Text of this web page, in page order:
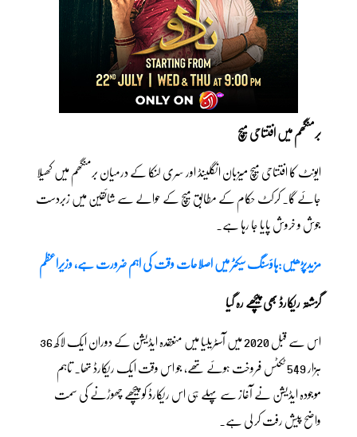
برمنگھم میں افتتاحی میچ
ایونٹ کا افتتاحی میچ میزبان انگلینڈ اور سری لنکا کے درمیان برمنگھم میں کھیلا
جائے گا۔ کرکٹ حکام کے مطابق میچ کے حوالے سے شائقین میں زبردست
جوش و خروش پایا جا رہا ہے۔
مزیدپڑھیں:ہاؤسنگ سیکٹر میں اصلاحات وقت کی اہم ضرورت ہے، وزیراعظم
گزشتہ ریکارڈ بھی پیچھے رہ گیا
اس سے قبل 2020 میں آسٹریلیا میں منعقدہ ایڈیشن کے دوران ایک لاکھ 36
ہزار 549 ٹکٹس فروخت ہوئے تھے، جو اس وقت ایک ریکارڈ تھا۔ تاہم
موجودہ ایڈیشن نے آغاز سے پہلے ہی اس ریکارڈ کو پیچھے چھوڑنے کی سمت
واضح پیش رفت کر لی ہے۔